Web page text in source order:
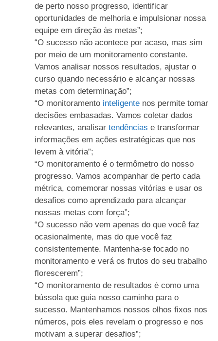
de perto nosso progresso, identificar
oportunidades de melhoria e impulsionar nossa
equipe em direção às metas”;
“O sucesso não acontece por acaso, mas sim
por meio de um monitoramento constante.
Vamos analisar nossos resultados, ajustar o
curso quando necessário e alcançar nossas
metas com determinação”;
“O monitoramento inteligente nos permite tomar
decisões embasadas. Vamos coletar dados
relevantes, analisar tendências e transformar
informações em ações estratégicas que nos
levem à vitória”;
“O monitoramento é o termômetro do nosso
progresso. Vamos acompanhar de perto cada
métrica, comemorar nossas vitórias e usar os
desafios como aprendizado para alcançar
nossas metas com força”;
“O sucesso não vem apenas do que você faz
ocasionalmente, mas do que você faz
consistentemente. Mantenha-se focado no
monitoramento e verá os frutos do seu trabalho
florescerem”;
“O monitoramento de resultados é como uma
bússola que guia nosso caminho para o
sucesso. Mantenhamos nossos olhos fixos nos
números, pois eles revelam o progresso e nos
motivam a superar desafios”;